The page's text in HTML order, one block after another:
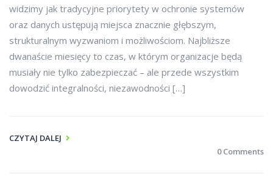
widzimy jak tradycyjne priorytety w ochronie systemów
oraz danych ustępują miejsca znacznie głębszym,
strukturalnym wyzwaniom i możliwościom. Najbliższe
dwanaście miesięcy to czas, w którym organizacje będą
musiały nie tylko zabezpieczać – ale przede wszystkim
dowodzić integralności, niezawodności […]
CZYTAJ DALEJ
0 Comments